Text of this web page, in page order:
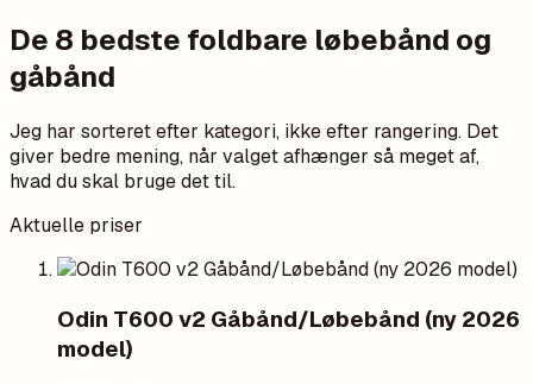
De 8 bedste foldbare løbebånd og
gåbånd
Jeg har sorteret efter kategori, ikke efter rangering. Det
giver bedre mening, når valget afhænger så meget af,
hvad du skal bruge det til.
Aktuelle priser
Odin T600 v2 Gåbånd/Løbebånd (ny 2026
model)